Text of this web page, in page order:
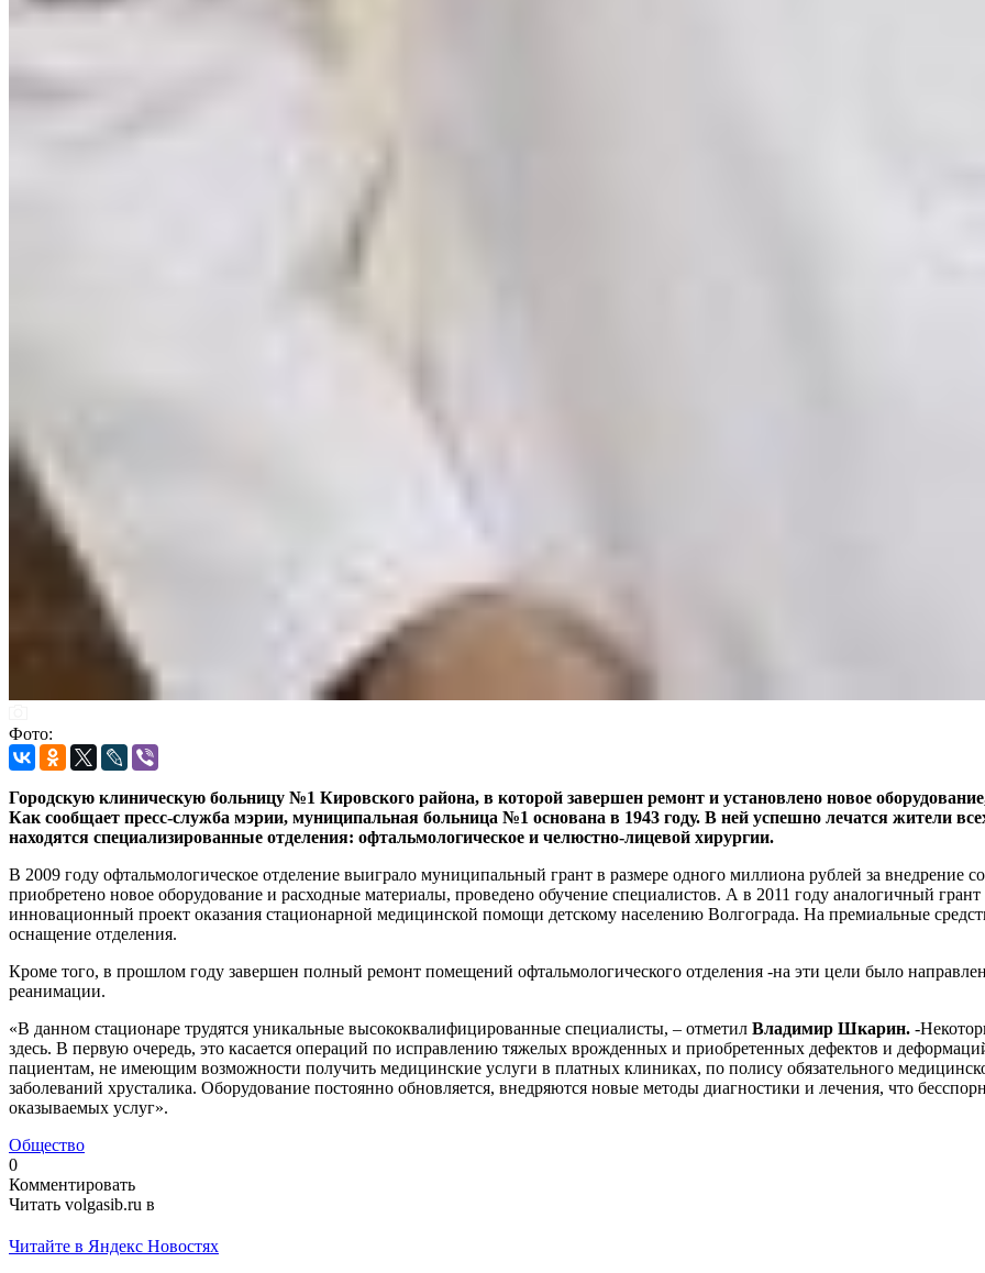
Фото:
Городскую клиническую больницу №1 Кировского района, в которой завершен ремонт и установлено новое
Как сообщает пресс-служба мэрии, муниципальная больница №1 основана в 1943 году. В ней успешно лечатся жители
находятся специализированные отделения: офтальмологическое и челюстно-лицевой хирургии.
В 2009 году офтальмологическое отделение выиграло муниципальный грант в размере одного миллиона рублей за внедрение
приобретено новое оборудование и расходные материалы, проведено обучение специалистов. А в 2011 году аналогичный
инновационный проект оказания стационарной медицинской помощи детскому населению Волгограда. На премиальные
оснащение отделения.
Кроме того, в прошлом году завершен полный ремонт помещений офтальмологического отделения -на эти цели было
реанимации.
«В данном стационаре трудятся уникальные высококвалифицированные специалисты, – отметил Владимир Шкарин. -
здесь. В первую очередь, это касается операций по исправлению тяжелых врожденных и приобретенных дефектов и
пациентам, не имеющим возможности получить медицинские услуги в платных клиниках, по полису обязательного
заболеваний хрусталика. Оборудование постоянно обновляется, внедряются новые методы диагностики и лечения, что
оказываемых услуг».
Общество
0
Комментировать
Читать volgasib.ru в
Читайте в Яндекс Новостях